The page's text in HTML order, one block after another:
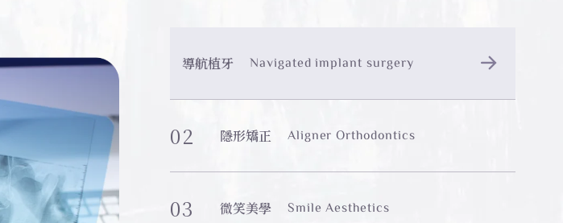
導航植牙 Navigated implant surgery
02 隱形矯正 Aligner Orthodontics
03 微笑美學 Smile Aesthetics